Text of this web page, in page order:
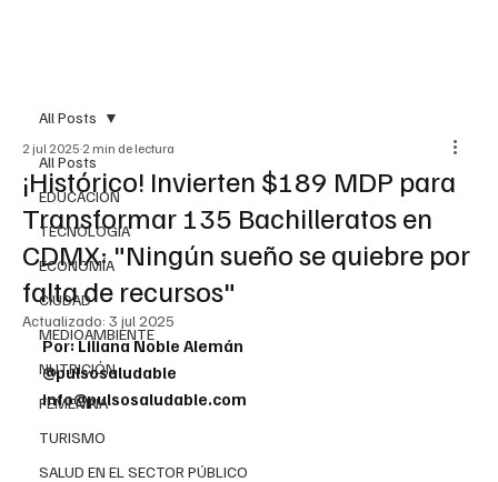
All Posts
EDUCACIÓN
TECNOLOGÍA
ECONOMÍA
CIUDAD
MEDIOAMBIENTE
NUTRICIÓN
FEMENINA
TURISMO
SALUD EN EL SECTOR PÚBLICO
All Posts
¡Histórico! Invierten $189 MDP para
Transformar 135 Bachilleratos en
CDMX: "Ningún sueño se quiebre por
falta de recursos"
2 jul 2025 2 min de lectura
Actualizado: 3 jul 2025
Por: Liliana Noble Alemán
@pulsosaludable
info@pulsosaludable.com